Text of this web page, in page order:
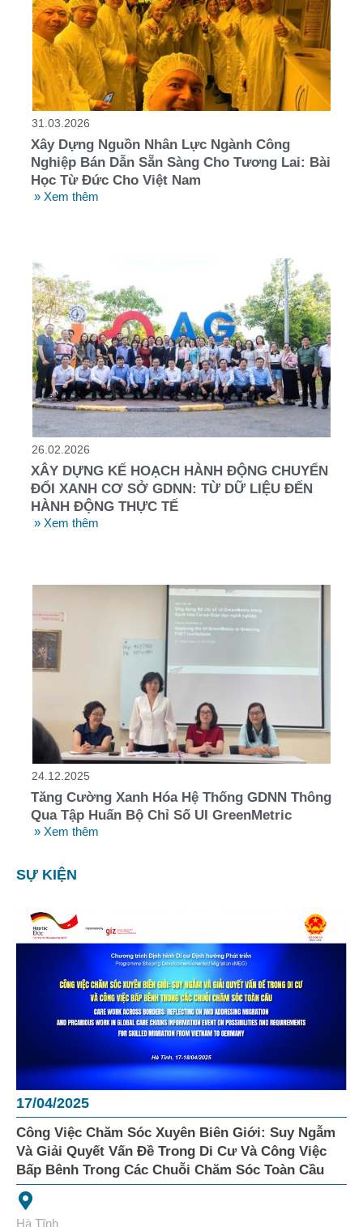
31.03.2026
Xây Dựng Nguồn Nhân Lực Ngành Công
Nghiệp Bán Dẫn Sẵn Sàng Cho Tương Lai: Bài
Học Từ Đức Cho Việt Nam
» Xem thêm
26.02.2026
XÂY DỰNG KẾ HOẠCH HÀNH ĐỘNG CHUYỂN
ĐỔI XANH CƠ SỞ GDNN: TỪ DỮ LIỆU ĐẾN
HÀNH ĐỘNG THỰC TẾ
» Xem thêm
24.12.2025
Tăng Cường Xanh Hóa Hệ Thống GDNN Thông
Qua Tập Huấn Bộ Chỉ Số UI GreenMetric
» Xem thêm
SỰ KIỆN
17/04/2025
Công Việc Chăm Sóc Xuyên Biên Giới: Suy Ngẫm
Và Giải Quyết Vấn Đề Trong Di Cư Và Công Việc
Bấp Bênh Trong Các Chuỗi Chăm Sóc Toàn Cầu
Hà Tĩnh